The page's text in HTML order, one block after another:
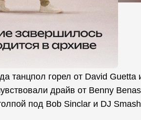
танцпол горел от David Guetta
драйв от Benny
под Bob Sinclar и DJ